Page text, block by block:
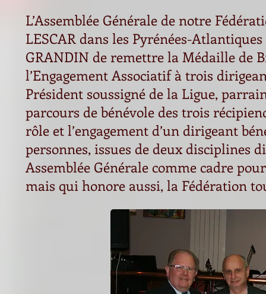
L’Assemblée Générale de notre
LESCAR dans les Pyrénées-
GRANDIN de remettre la Médaille de
l’Engagement Associatif à trois
Président soussigné de la Ligue,
parcours de bénévole des trois
rôle et l’engagement d’un dirigeant
personnes, issues de deux disciplines
Assemblée Générale comme cadre
mais qui honore aussi, la Fédération